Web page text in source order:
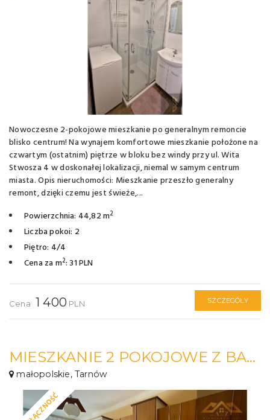
Nowoczesne 2-pokojowe mieszkanie po generalnym remoncie
blisko centrum! Na wynajem komfortowe mieszkanie położone na
czwartym (ostatnim) piętrze w bloku bez windy przy ul. Wita
Stwosza 4 w doskonałej lokalizacji, niemal w samym centrum
miasta. Opis nieruchomości: Mieszkanie przeszło generalny
remont, dzięki czemu jest świeże,...
Powierzchnia: 44,82 m2
Liczba pokoi: 2
Piętro: 4/4
Cena za m2: 31 PLN
Cena 1 400 PLN SZCZEGÓŁY
MIESZKANIE 2 POKOJOWE Z BALKONEM
małopolskie, Tarnów